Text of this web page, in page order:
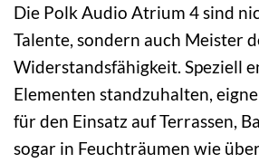
Die Polk Audio Atrium 4 sind
Talente, sondern auch Meister
Widerstandsfähigkeit. Speziell
Elementen standzuhalten,
für den Einsatz auf Terrassen,
sogar in Feuchträumen wie